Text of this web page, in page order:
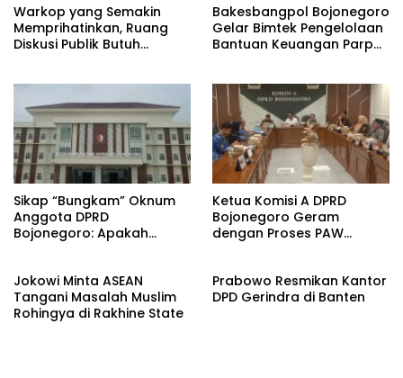
Warkop yang Semakin
Memprihatinkan, Ruang
Diskusi Publik Butuh
Bakesbangpol Bojonegoro
Gelar Bimtek Pengelolaan
Bantuan Keuangan Parpol
Sikap “Bungkam” Oknum
Anggota DPRD
Bojonegoro: Apakah
Ketua Komisi A DPRD
Bojonegoro Geram
dengan Proses PAW
Jokowi Minta ASEAN
Tangani Masalah Muslim
Rohingya di Rakhine State
Prabowo Resmikan Kantor
DPD Gerindra di Banten